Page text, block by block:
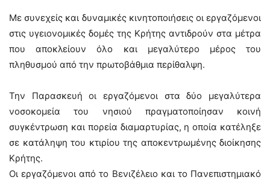
Με συνεχείς και δυναμικές κινητοποιήσεις οι εργαζόμενοι
στις υγειονομικές δομές της Κρήτης αντιδρούν στα μέτρα
που αποκλείουν όλο και μεγαλύτερο μέρος του
πληθυσμού από την πρωτοβάθμια περίθαλψη.
Την Παρασκευή οι εργαζόμενοι στα δύο μεγαλύτερα
νοσοκομεία του νησιού πραγματοποίησαν κοινή
συγκέντρωση και πορεία διαμαρτυρίας, η οποία κατέληξε
σε κατάληψη του κτιρίου της αποκεντρωμένης διοίκησης
Κρήτης.
Οι εργαζόμενοι από το Βενιζέλειο και το Πανεπιστημιακό